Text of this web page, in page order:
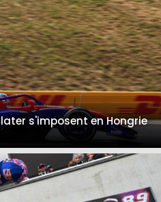
s'imposent en Hongrie